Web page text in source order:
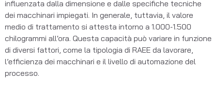
influenzata dalla dimensione e dalle specifiche tecniche
dei macchinari impiegati. In generale, tuttavia, il valore
medio di trattamento si attesta intorno a 1.000-1.500
chilogrammi all’ora. Questa capacità può variare in funzione
di diversi fattori, come la tipologia di RAEE da lavorare,
l’efficienza dei macchinari e il livello di automazione del
processo.